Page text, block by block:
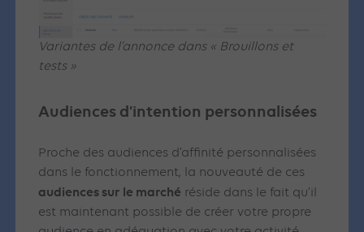
Variantes de l’annonce dans « Brouillons et
tests »
Audiences d’intention personnalisées
Proche des audiences d’affinité personnalisées
dans le fonctionnement, la nouveauté de ces
audiences sur le marché réside dans le fait qu’il
est maintenant possible de créer votre propre